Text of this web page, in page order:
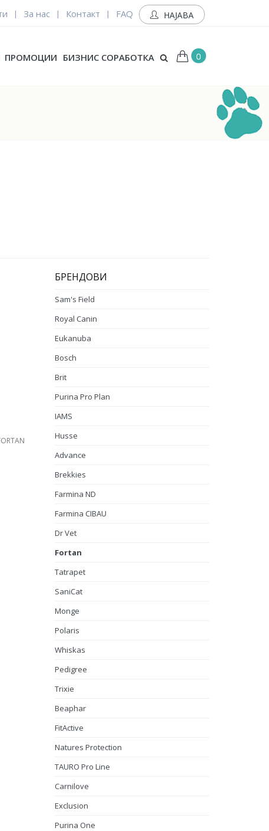
| За нас | Контакт | FAQ НАЈАВА
ПРОМОЦИИ БИЗНИС СОРАБОТКА 0
БРЕНДОВИ
Sam's Field
Royal Canin
Eukanuba
Bosch
Brit
Purina Pro Plan
IAMS
Husse
Advance
Brekkies
Farmina ND
Farmina CIBAU
Dr Vet
Fortan
Tatrapet
SaniCat
Monge
Polaris
Whiskas
Pedigree
Trixie
Beaphar
FitActive
Natures Protection
TAURO Pro Line
Carnilove
Exclusion
Purina One